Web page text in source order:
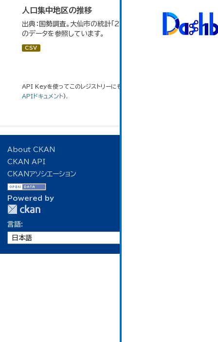
人口集中地区の推移
出典：国勢調査。大仙市の統計「2-3 人口集中地区の推移」
のデータを参照しています。
CSV
API Keyを使ってこのレジストリーにもアクセス可能です
APIドキュメント).
About CKAN
CKAN API
CKANアソシエーション
Powered by
言語